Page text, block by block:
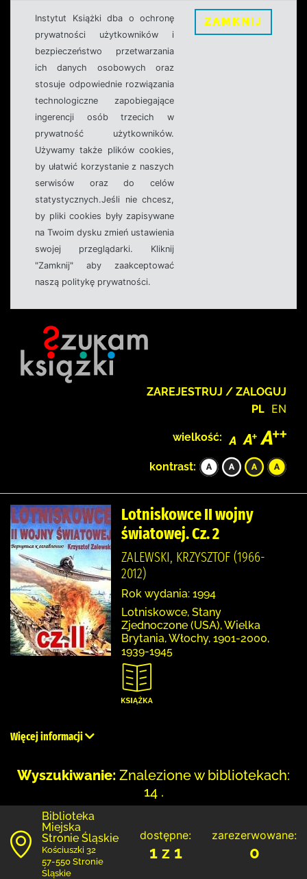
Instytut Książki dba o ochronę
prywatności użytkowników i
bezpieczeństwo przetwarzania
ich danych osobowych oraz
stosuje odpowiednie rozwiązania
technologiczne zapobiegające
ingerencji osób trzecich w
prywatność użytkowników.
Używamy także plików cookies,
by ułatwić korzystanie z naszych
serwisów oraz do celów
statystycznych.Jeśli nie chcesz,
by pliki cookies były zapisywane
na Twoim dysku zmień ustawienia
swojej przeglądarki. Kliknij
"Zamknij" aby zaakceptować
naszą politykę prywatności.
ZAMKNIJ
ZAREJESTRUJ / ZALOGUJ
PL EN
wielkość:
kontrast:
Lotniskowce II wojny
światowej. Cz. 2
ZALEWSKI, KRZYSZTOF (1966-
2012)
Rok wydania: 1994
Lotniskowce, Stany
Zjednoczone (USA), Wielka
Brytania, Włochy, 1901-2000,
1939-1945
Więcej informacji
Wyszukiwanie: Znalezione w bibliotekach:
14 .
Biblioteka
Miejska
Stronie Śląskie
Kościuszki 32
57-550 Stronie
Śląskie
dostępne:
1 z 1
zarezerwowane:
0